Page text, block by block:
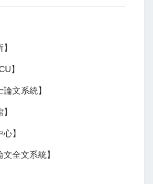
】
】
論文系統】
】
心】
文全文系統】